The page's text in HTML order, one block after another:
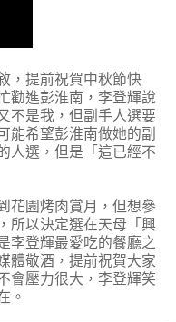
，提前祝賀中秋節快
勸進彭淮南，李登輝說
不是我，但副手人選要
能希望彭淮南做她的副
人選，但是「這已經不
花園烤肉賞月，但想參
所以決定選在天母「興
李登輝最愛吃的餐廳之
體敬酒，提前祝賀大家
會壓力很大，李登輝笑
。